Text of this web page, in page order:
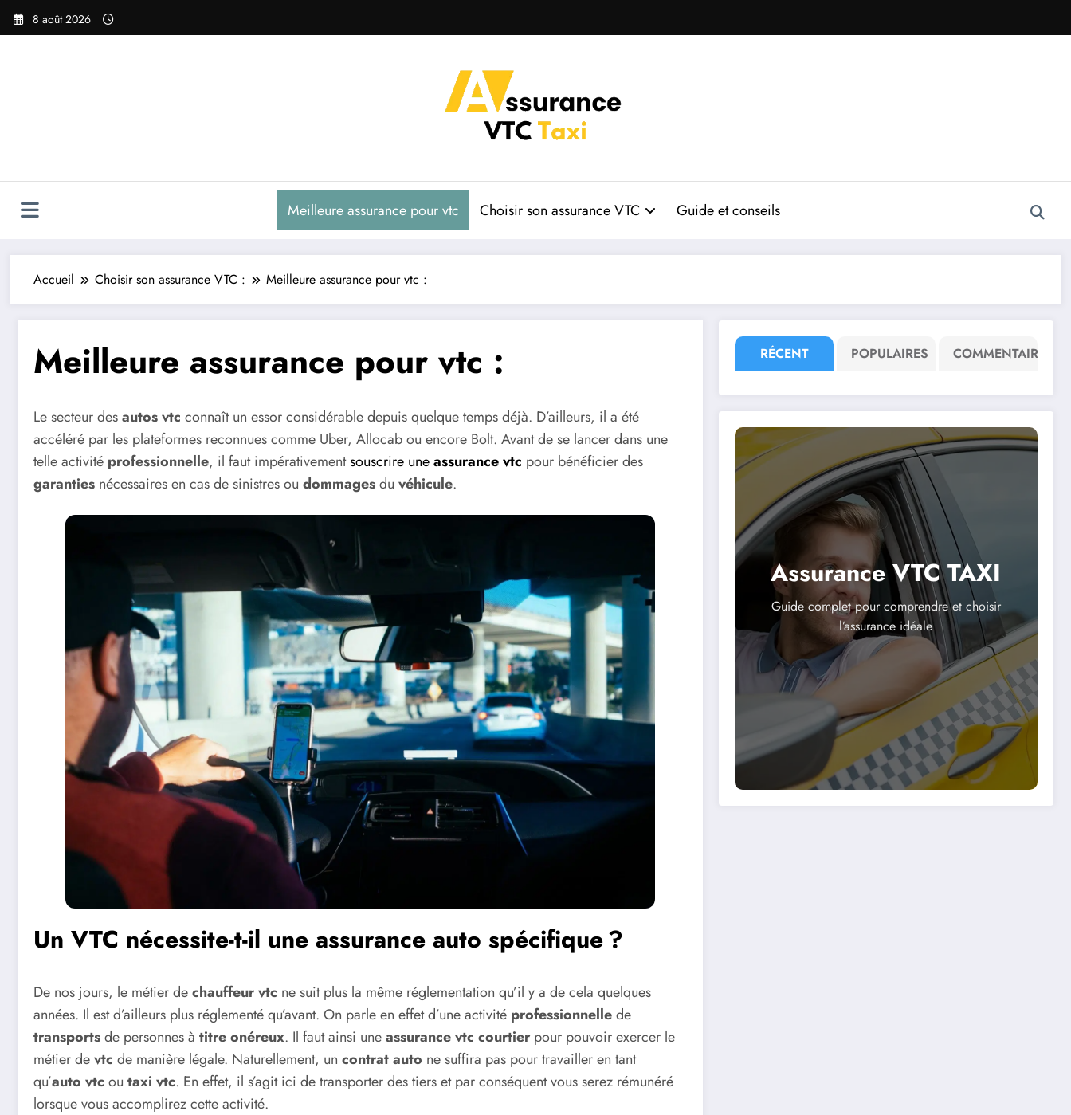
Aller
8 août 2026
Meilleure assurance pour vtc Choisir son assurance VTC Guide et conseils
Accueil Choisir son assurance VTC : Meilleure assurance pour vtc :
Meilleure assurance pour vtc :
Le secteur desautos vtc connaît un essor considérable depuis quelque temps déjà. D’ailleurs, il a été
accéléré par les plateformes reconnues comme Uber, Allocab ou encore Bolt. Avant de se lancer dans une
telle activité professionnelle, il faut impérativementsouscrire uneassurance vtc pour bénéficier des
garanties nécessaires en cas de sinistres ou dommagesdu véhicule.
Un VTC nécessite-t-il une assurance auto spécifique ?
De nos jours, le métier dechauffeur vtc ne suit plus la même réglementation qu’il y a de cela quelques
années. Il est d’ailleurs plus réglementé qu’avant. On parle en effet d’une activité professionnellede
transportsde personnes à titre onéreux. Il faut ainsi uneassurance vtc courtier pour pouvoir exercer le
métier devtc de manière légale. Naturellement, un contrat auto ne suffira pas pour travailler en tant
qu’auto vtc ou taxi vtc. En effet, il s’agit ici de transporter des tiers et par conséquent vous serez rémunéré
lorsque vous accomplirez cette activité.
RÉCENT POPULAIRES COMMENTAIRE
Assurance VTC TAXI
Guide complet pour comprendre et choisir
l’assurance idéale